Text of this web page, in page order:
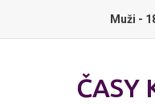
Muži -
ČASY